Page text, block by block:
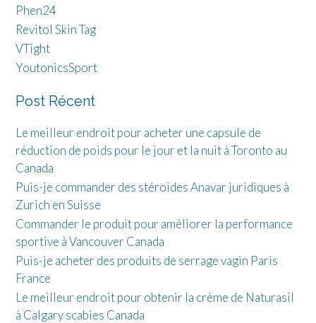
Phen24
Revitol Skin Tag
VTight
YoutonicsSport
Post Récent
Le meilleur endroit pour acheter une capsule de
réduction de poids pour le jour et la nuit à Toronto au
Canada
Puis-je commander des stéroïdes Anavar juridiques à
Zurich en Suisse
Commander le produit pour améliorer la performance
sportive à Vancouver Canada
Puis-je acheter des produits de serrage vagin Paris
France
Le meilleur endroit pour obtenir la crème de Naturasil
à Calgary scabies Canada